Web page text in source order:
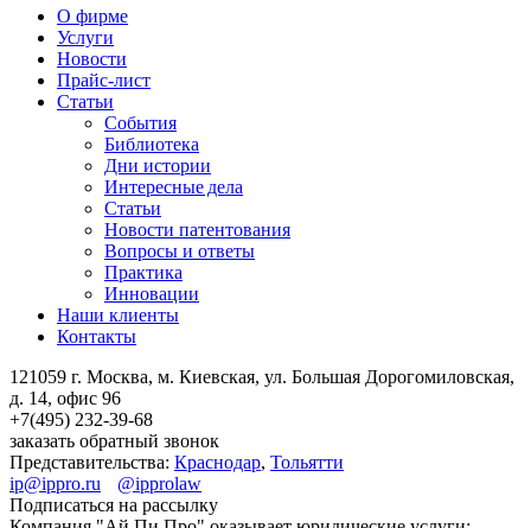
О фирме
Услуги
Новости
Прайс-лист
Статьи
События
Библиотека
Дни истории
Интересные дела
Статьи
Новости патентования
Вопросы и ответы
Практика
Инновации
Наши клиенты
Контакты
121059 г. Москва, м. Киевская, ул. Большая Дорогомиловская,
д. 14, офис 96
+7(495) 232-39-68
заказать обратный звонок
Представительства: Краснодар, Тольятти
ip@ippro.ru
@ipprolaw
Подписаться на рассылку